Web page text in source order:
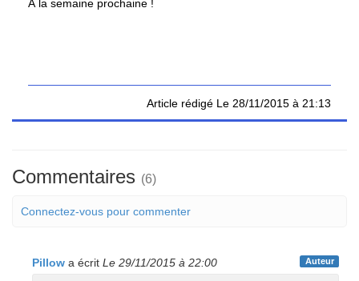
À la semaine prochaine !
Article rédigé Le 28/11/2015 à 21:13
Commentaires (6)
Connectez-vous pour commenter
Auteur
Pillow a écrit Le 29/11/2015 à 22:00